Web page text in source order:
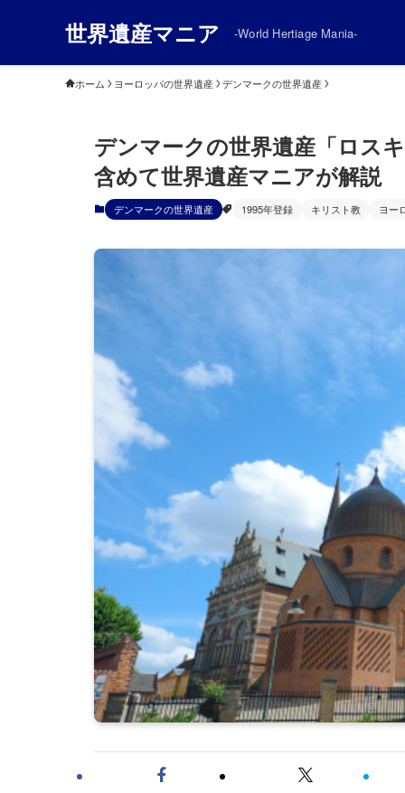
世界遺産マニア -World Hertiage Mania-
ホーム ヨーロッパの世界遺産 デンマークの世界遺産
デンマークの世界遺産「ロス
含めて世界遺産マニアが解説
デンマークの世界遺産 1995年登録 キリスト教 ヨー